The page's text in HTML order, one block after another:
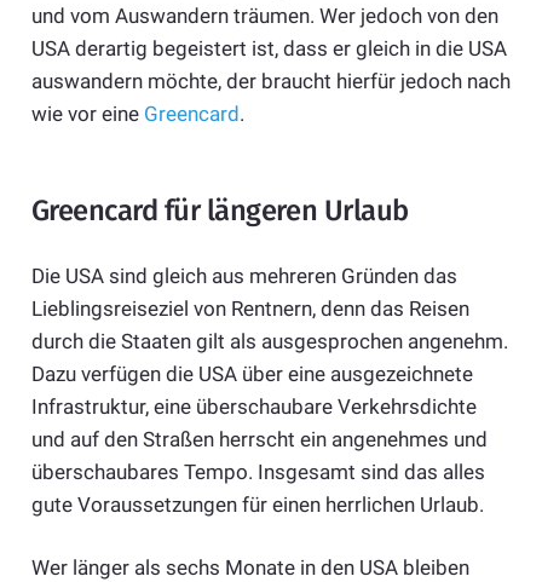
und vom Auswandern träumen. Wer jedoch von den
USA derartig begeistert ist, dass er gleich in die USA
auswandern möchte, der braucht hierfür jedoch nach
wie vor eine Greencard.
Greencard für längeren Urlaub
Die USA sind gleich aus mehreren Gründen das
Lieblingsreiseziel von Rentnern, denn das Reisen
durch die Staaten gilt als ausgesprochen angenehm.
Dazu verfügen die USA über eine ausgezeichnete
Infrastruktur, eine überschaubare Verkehrsdichte
und auf den Straßen herrscht ein angenehmes und
überschaubares Tempo. Insgesamt sind das alles
gute Voraussetzungen für einen herrlichen Urlaub.
Wer länger als sechs Monate in den USA bleiben